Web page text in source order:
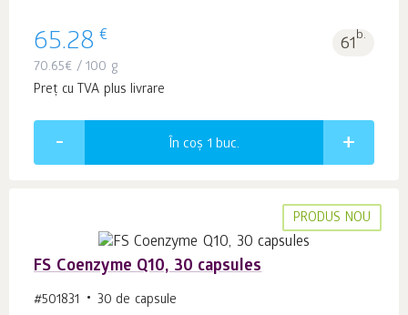
65.28 € 61b.
70.65€ / 100 g
Preț cu TVA plus livrare
În coș 1 buc.
PRODUS NOU
FS Coenzyme Q10, 30 capsules
#501831 30 de capsule